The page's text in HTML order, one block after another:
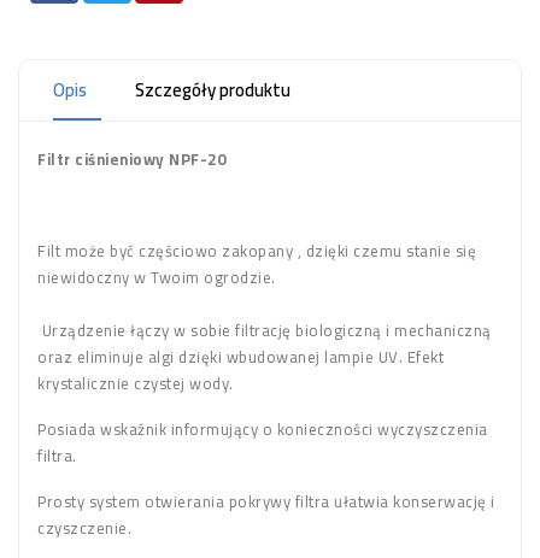
Opis Szczegóły produktu
Filtr ciśnieniowy NPF-20
Filt może być częściowo zakopany , dzięki czemu stanie się
niewidoczny w Twoim ogrodzie.
Urządzenie łączy w sobie filtrację biologiczną i mechaniczną
oraz eliminuje algi dzięki wbudowanej lampie UV. Efekt
krystalicznie czystej wody.
Posiada wskaźnik informujący o konieczności wyczyszczenia
filtra.
Prosty system otwierania pokrywy filtra ułatwia konserwację i
czyszczenie.